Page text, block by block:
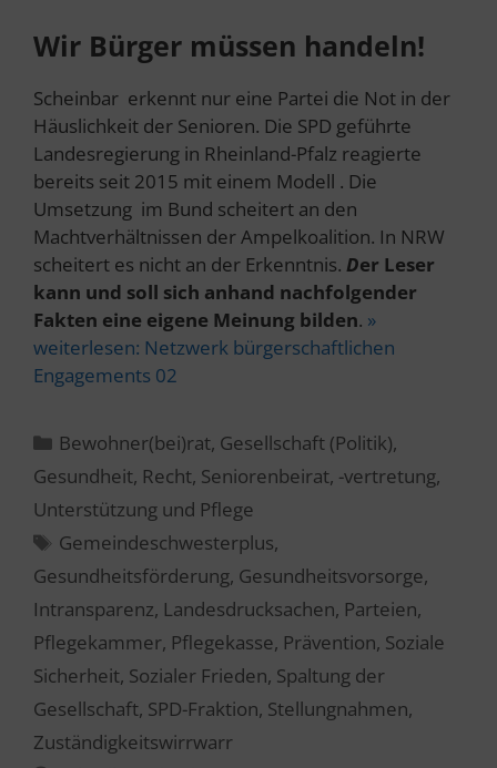
Wir Bürger müssen handeln!
Scheinbar erkennt nur eine Partei die Not in der
Häuslichkeit der Senioren. Die SPD geführte
Landesregierung in Rheinland-Pfalz reagierte
bereits seit 2015 mit einem Modell . Die
Umsetzung im Bund scheitert an den
Machtverhältnissen der Ampelkoalition. In NRW
scheitert es nicht an der Erkenntnis. Der Leser
kann und soll sich anhand nachfolgender
Fakten eine eigene Meinung bilden. »
weiterlesen: Netzwerk bürgerschaftlichen
Engagements 02
Kategorien
Bewohner(bei)rat, Gesellschaft (Politik),
Gesundheit, Recht, Seniorenbeirat, -vertretung,
Unterstützung und Pflege
Schlagwörter
Gemeindeschwesterplus,
Gesundheitsförderung, Gesundheitsvorsorge,
Intransparenz, Landesdrucksachen, Parteien,
Pflegekammer, Pflegekasse, Prävention, Soziale
Sicherheit, Sozialer Frieden, Spaltung der
Gesellschaft, SPD-Fraktion, Stellungnahmen,
Zuständigkeitswirrwarr